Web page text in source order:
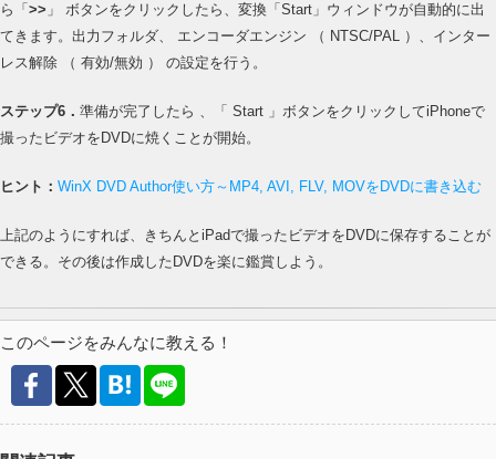
ら「 >> 」 ボタンをクリックしたら、変換「Start」ウィンドウが自動的に出
てきます。出力フォルダ、 エンコーダエンジン （ NTSC/PAL ）、インター
レス解除 （ 有効/無効 ） の設定を行う。
ステップ6． 準備が完了したら 、「 Start 」ボタンをクリックしてiPhoneで
撮ったビデオをDVDに焼くことが開始。
ヒント： WinX DVD Author使い方～MP4, AVI, FLV, MOVをDVDに書き込む
上記のようにすれば、きちんとiPadで撮ったビデオをDVDに保存することが
できる。その後は作成したDVDを楽に鑑賞しよう。
このページをみんなに教える！